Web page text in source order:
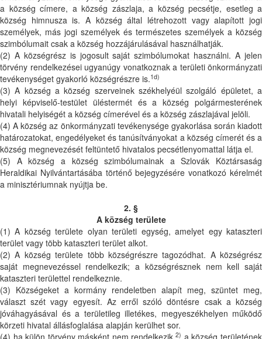
a község címere, a község zászlaja, a község pecsétje, esetleg a
község himnusza is. A község által létrehozott vagy alapított jogi
személyek, más jogi személyek és természetes személyek a község
szimbólumait csak a község hozzájárulásával használhatják.
(2) A községrész is jogosult saját szimbólumokat használni. A jelen
törvény rendelkezései ugyanúgy vonatkoznak a területi önkormányzati
tevékenységet gyakorló községrészre is.1d)
(3) A község a község szerveinek székhelyéül szolgáló épületet, a
helyi képviselő-testület üléstermét és a község polgármesterének
hivatali helyiségét a község címerével és a község zászlajával jelöli.
(4) A község az önkormányzati tevékenysége gyakorlása során kiadott
határozatokat, engedélyeket és tanúsítványokat a község címerét és a
község megnevezését feltüntető hivatalos pecsétlenyomattal látja el.
(5) A község a község szimbólumainak a Szlovák Köztársaság
Heraldikai Nyilvántartásába történő bejegyzésére vonatkozó kérelmét
a minisztériumnak nyújtja be.
2. §
A község területe
(1) A község területe olyan területi egység, amelyet egy kataszteri
terület vagy több kataszteri terület alkot.
(2) A község területe több községrészre tagozódhat. A községrész
saját megnevezéssel rendelkezik; a községrésznek nem kell saját
kataszteri területtel rendelkeznie.
(3) Községeket a kormány rendeletben alapít meg, szüntet meg,
választ szét vagy egyesít. Az erről szóló döntésre csak a község
jóváhagyásával és a területileg illetékes, megyeszékhelyen működő
körzeti hivatal állásfoglalása alapján kerülhet sor.
(4) ha külön törvény másként nem rendelkezik,2) a község területének